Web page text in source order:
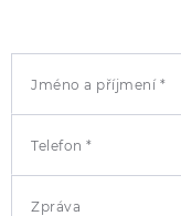
Jméno a příjmení *
Telefon *
Zpráva